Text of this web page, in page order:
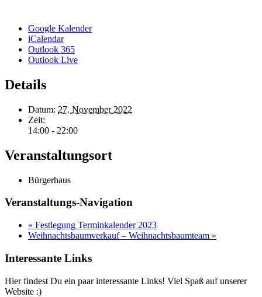
Google Kalender
iCalendar
Outlook 365
Outlook Live
Details
Datum: 27. November 2022
Zeit:
14:00 - 22:00
Veranstaltungsort
Bürgerhaus
Veranstaltungs-Navigation
« Festlegung Terminkalender 2023
Weihnachtsbaumverkauf – Weihnachtsbaumteam »
Interessante Links
Hier findest Du ein paar interessante Links! Viel Spaß auf unserer
Website :)